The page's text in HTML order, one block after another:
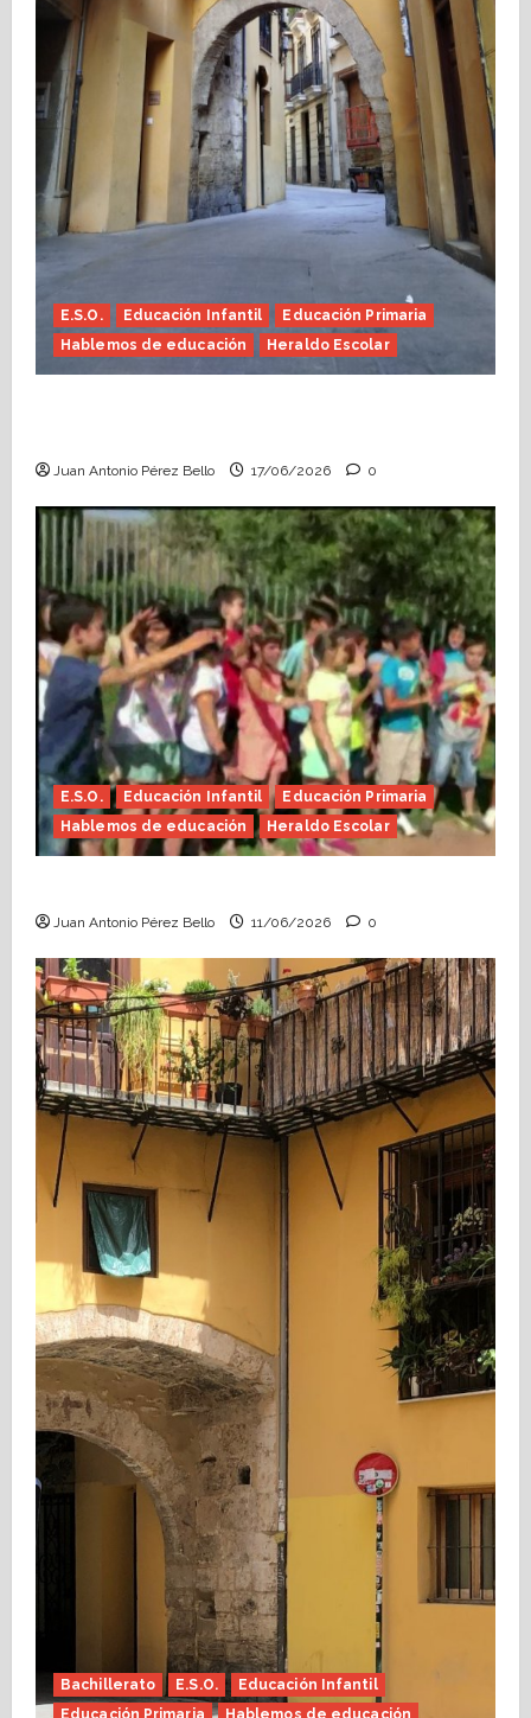
E.S.O. Educación Infantil
Educación Primaria
Hablemos de educación
Heraldo Escolar
Juan Antonio Pérez Bello 17/06/2026 0
E.S.O. Educación Infantil
Educación Primaria
Hablemos de educación
Heraldo Escolar
Juan Antonio Pérez Bello 11/06/2026 0
Bachillerato E.S.O.
Educación Infantil
Educación Primaria
Hablemos de educación